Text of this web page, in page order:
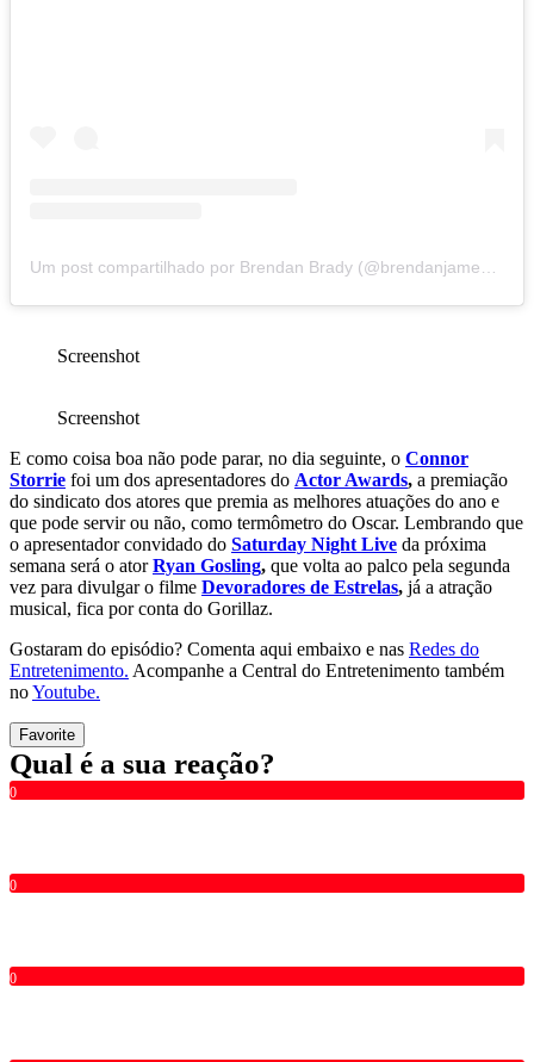
Um post compartilhado por Brendan Brady (@brendanjamesbrady)
Screenshot
Screenshot
E como coisa boa não pode parar, no dia seguinte, o Connor
Storrie foi um dos apresentadores do Actor Awards, a premiação
do sindicato dos atores que premia as melhores atuações do ano e
que pode servir ou não, como termômetro do Oscar. Lembrando que
o apresentador convidado do Saturday Night Live da próxima
semana será o atorRyan Gosling, que volta ao palco pela segunda
vez para divulgar o filme Devoradores de Estrelas, já a atração
musical, fica por conta do Gorillaz.
Gostaram do episódio? Comenta aqui embaixo e nas Redes do
Entretenimento. Acompanhe a Central do Entretenimento também
noYoutube.
Favorite
Qual é a sua reação?
0
0
0